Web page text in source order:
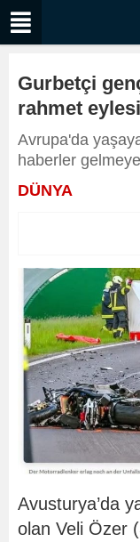
Gurbetçi
rahmet
Avrupa'da
haberler
DÜNYA
Avusturya’da
olan Veli Özer